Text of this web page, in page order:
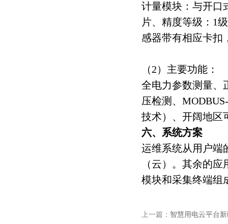
计量模块：与开口
片、精度等级：1
感器带有相应卡扣
（2）主要功能：
全电力参数测量、
压检测、
技术）、开阔地区
六、系统方案
运维系统从用户端
（云）。其余的
模块和采集终端组
上一篇： 智慧用电云平台